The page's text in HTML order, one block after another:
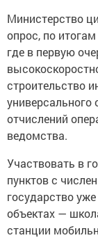
Министерство
опрос, по
где в первую
строительство
отчислений
ведомства.
Участвовать в
пунктов с
государство
объектах —
станции